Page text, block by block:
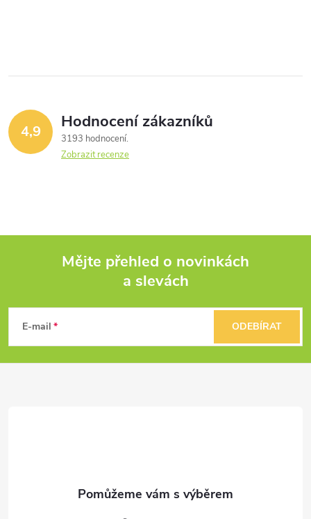
4,9 Hodnocení zákazníků
3193 hodnocení
Zobrazit recenze
p
Mějte přehled o novinkách
a slevách
E-mail ODEBÍRAT